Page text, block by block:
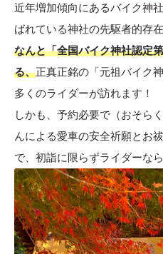
近年増加傾向にあるバイク神
ばれている神社の先駆者的存
なんと「全国バイク神社認定
る、正真正銘の「元祖バイク
多くのライダーが訪れます！
しかも、予約必要で（おそら
んによる愛車の安全祈願とお
で、初詣に限らずライダーな